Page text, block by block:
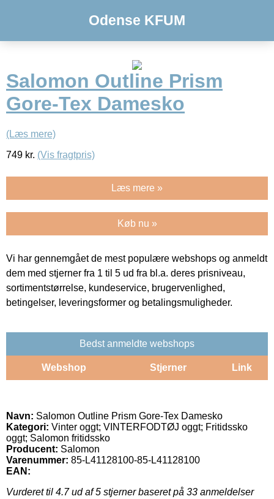
Odense KFUM
Salomon Outline Prism
Gore-Tex Damesko
(Læs mere)
749 kr. (Vis fragtpris)
Læs mere »
Køb nu »
Vi har gennemgået de mest populære webshops og anmeldt
dem med stjerner fra 1 til 5 ud fra bl.a. deres prisniveau,
sortimentstørrelse, kundeservice, brugervenlighed,
betingelser, leveringsformer og betalingsmuligheder.
Bedst anmeldte webshops
Webshop Stjerner Link
Navn: Salomon Outline Prism Gore-Tex Damesko
Kategori: Vinter oggt; VINTERFODTØJ oggt; Fritidssko
oggt; Salomon fritidssko
Producent: Salomon
Varenummer: 85-L41128100-85-L41128100
EAN:
Vurderet til 4.7ud af 5 stjerner baseret på 33 anmeldelser